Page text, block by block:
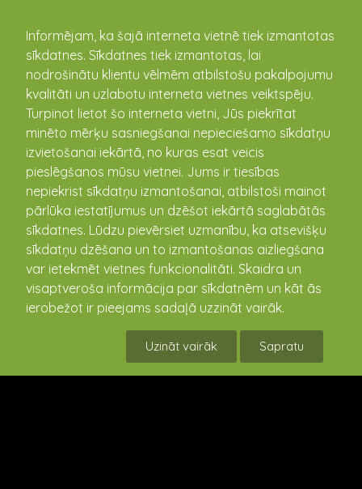
Informējam, ka šajā interneta vietnē tiek izmantotas
sīkdatnes. Sīkdatnes tiek izmantotas, lai
nodrošinātu klientu vēlmēm atbilstošu pakalpojumu
kvalitāti un uzlabotu interneta vietnes veiktspēju.
Turpinot lietot šo interneta vietni, Jūs piekrītat
minēto mērķu sasniegšanai nepieciešamo sīkdatņu
izvietošanai iekārtā, no kuras esat veicis
pieslēgšanos mūsu vietnei. Jums ir tiesības
nepiekrist sīkdatņu izmantošanai, atbilstoši mainot
pārlūka iestatījumus un dzēšot iekārtā saglabātās
sīkdatnes. Lūdzu pievērsiet uzmanību, ka atsevišķu
sīkdatņu dzēšana un to izmantošanas aizliegšana
var ietekmēt vietnes funkcionalitāti. Skaidra un
visaptveroša informācija par sīkdatnēm un kāt ās
ierobežot ir pieejams sadaļā uzzināt vairāk.
Uzināt vairāk Sapratu
kandava.lv
Video
Kandavas novada sakoptākās
sētas 2015